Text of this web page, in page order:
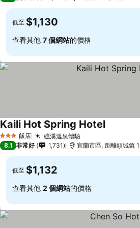
低至 $1,130
查看其他 7 個網站的價格
3 星級 飯店 礁溪溫泉體驗查看價格
Kaili Hot Spring Hotel查看價格
8.1 非常好 1,731 宜蘭市區, 距離頭城鎮
低至 $1,132
查看其他 2 個網站的價格